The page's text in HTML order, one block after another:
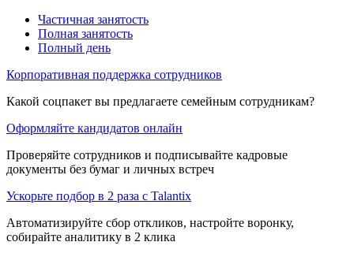
Частичная занятость
Полная занятость
Полный день
Корпоративная поддержка сотрудников
Какой соцпакет вы предлагаете семейным сотрудникам?
Оформляйте кандидатов онлайн
Проверяйте сотрудников и подписывайте кадровые
документы без бумаг и личных встреч
Ускорьте подбор в 2 раза с Talantix
Автоматизируйте сбор откликов, настройте воронку,
собирайте аналитику в 2 клика